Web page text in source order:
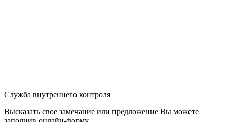
Служба внутреннего контроля
Высказать свое замечание или предложение Вы можете